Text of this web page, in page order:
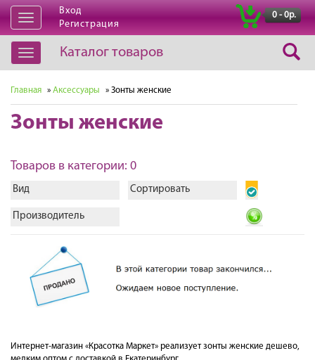
Открыть
навигацию
Вход
Регистрация
0 - 0р.
Открыть
навигацию
Каталог товаров
Главная » Аксессуары » Зонты женские
Зонты женские
Товаров в категории: 0
Вид Сортировать
Производитель
Интернет-магазин «Красотка Маркет» реализует зонты женские дешево,